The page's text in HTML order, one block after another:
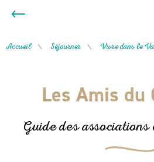
Accueil / Séjourner / Vivre dans le
Les Amis du
Guide des